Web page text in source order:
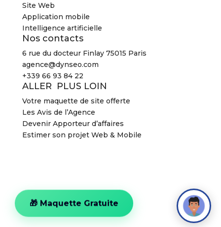
Site Web
Application mobile
Intelligence artificielle
Nos contacts
6 rue du docteur Finlay 75015 Paris
agence@dynseo.com
+339 66 93 84 22
ALLER PLUS LOIN
Votre maquette de site offerte
Les Avis de l’Agence
Devenir Apporteur d’affaires
Estimer son projet Web & Mobile
CGV
🎁 Maquette Gratuite